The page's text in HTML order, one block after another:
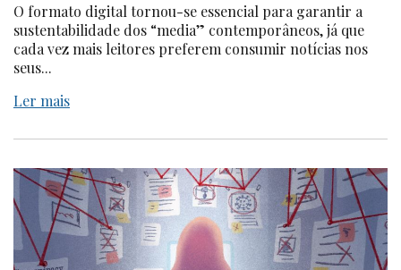
O formato digital tornou-se essencial para garantir a
sustentabilidade dos “media” contemporâneos, já que
cada vez mais leitores preferem consumir notícias nos
seus...
Ler mais